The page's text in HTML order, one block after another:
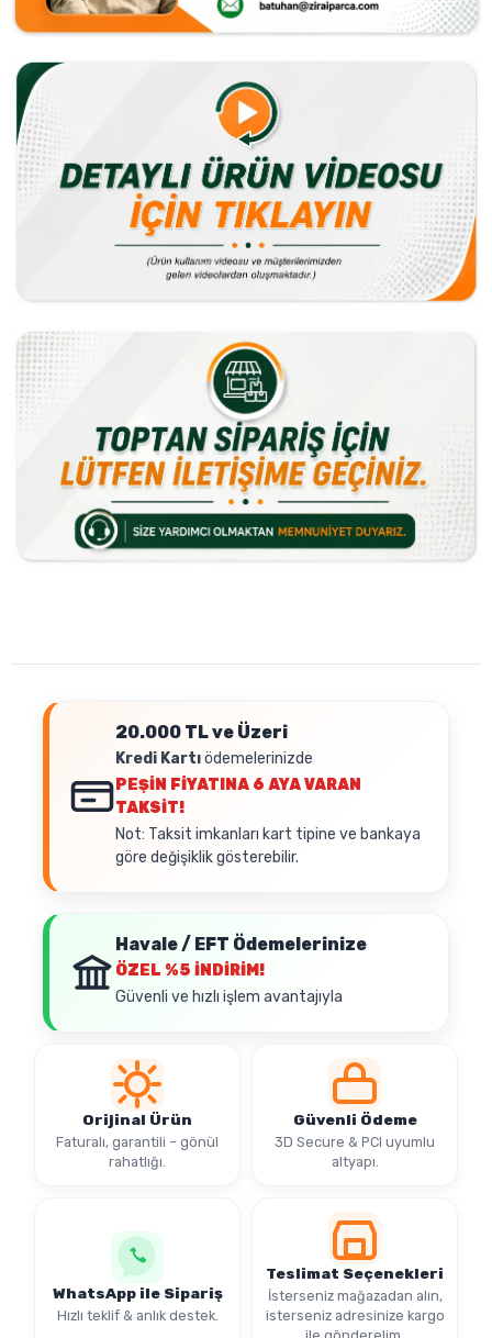
20.000 TL ve Üzeri
Kredi Kartıödemelerinizde
PEŞİN FİYATINA 6 AYA VARAN
TAKSİT!
Not: Taksit imkanları kart tipine ve bankaya
göre değişiklik gösterebilir.
Havale / EFT Ödemelerinize
ÖZEL %5 İNDİRİM!
Güvenli ve hızlı işlem avantajıyla
Orijinal Ürün
Faturalı, garantili – gönül
rahatlığı.
Güvenli Ödeme
3D Secure & PCI uyumlu
altyapı.
WhatsApp ile Sipariş
Hızlı teklif & anlık destek.
Teslimat Seçenekleri
İsterseniz mağazadan alın,
isterseniz adresinize kargo